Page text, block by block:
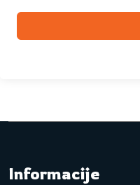
Informacije